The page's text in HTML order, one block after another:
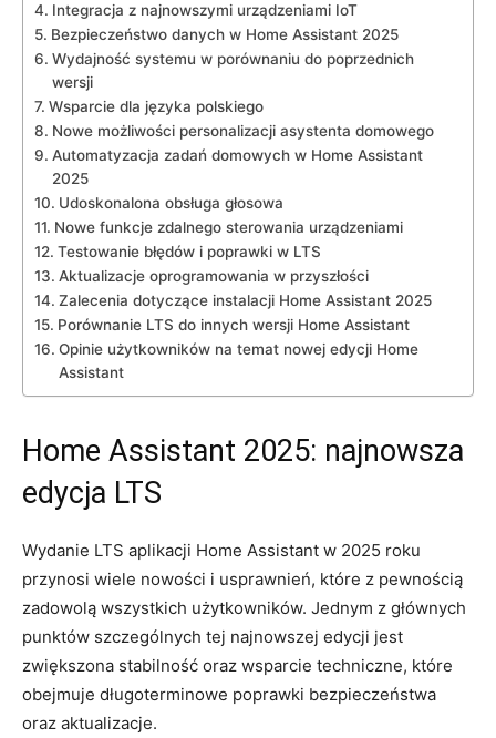
Integracja ‍z najnowszymi​ urządzeniami IoT
Bezpieczeństwo danych ⁤w​ Home Assistant 2025
Wydajność systemu w porównaniu ‌do poprzednich
‍wersji
Wsparcie dla⁤ języka polskiego
Nowe ⁤możliwości personalizacji‌ asystenta domowego
Automatyzacja zadań ⁣domowych w⁤ Home Assistant
2025
Udoskonalona obsługa głosowa
Nowe ⁤funkcje zdalnego​ sterowania urządzeniami
Testowanie ‍błędów ⁢i poprawki w‌ LTS
Aktualizacje‌ oprogramowania w ‌przyszłości
Zalecenia dotyczące instalacji Home‌ Assistant⁤ 2025
Porównanie LTS‌ do innych wersji Home Assistant
Opinie użytkowników na temat nowej edycji Home
Assistant
Home Assistant 2025: najnowsza
edycja LTS
Wydanie LTS aplikacji Home Assistant ⁣w 2025 roku
przynosi wiele nowości​ i usprawnień, które z pewnością
zadowolą wszystkich⁣ użytkowników. Jednym z głównych
punktów ⁤szczególnych tej najnowszej ⁤edycji ‍jest
zwiększona ⁣stabilność⁢ oraz​ wsparcie techniczne, które ​
obejmuje długoterminowe poprawki bezpieczeństwa
oraz aktualizacje.